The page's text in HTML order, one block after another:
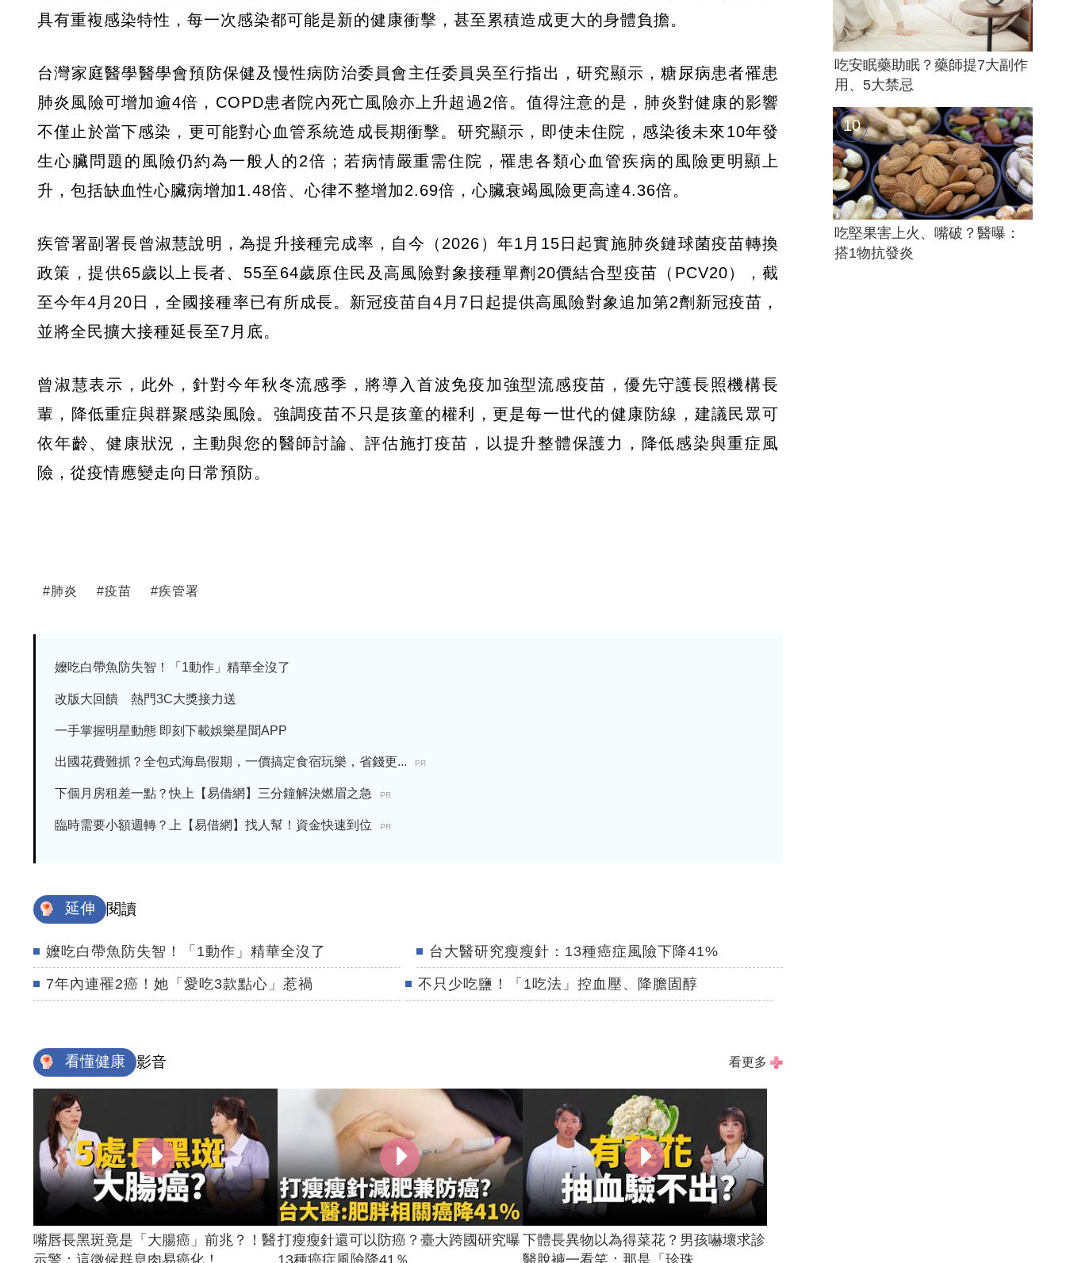
具有重複感染特性，每一次感染都可能是新的健康衝擊，甚至累積造成更大的身體負擔。
台灣家庭醫學醫學會預防保健及慢性病防治委員會主任委員吳至行指出，研究顯示，糖尿病患者罹患
肺炎風險可增加逾4倍，COPD患者院內死亡風險亦上升超過2倍。值得注意的是，肺炎對健康的影響
不僅止於當下感染，更可能對心血管系統造成長期衝擊。研究顯示，即使未住院，感染後未來10年發
生心臟問題的風險仍約為一般人的2倍；若病情嚴重需住院，罹患各類心血管疾病的風險更明顯上
升，包括缺血性心臟病增加1.48倍、心律不整增加2.69倍，心臟衰竭風險更高達4.36倍。
疾管署副署長曾淑慧說明，為提升接種完成率，自今（2026）年1月15日起實施肺炎鏈球菌疫苗轉換
政策，提供65歲以上長者、55至64歲原住民及高風險對象接種單劑20價結合型疫苗（PCV20），截
至今年4月20日，全國接種率已有所成長。新冠疫苗自4月7日起提供高風險對象追加第2劑新冠疫苗，
並將全民擴大接種延長至7月底。
曾淑慧表示，此外，針對今年秋冬流感季，將導入首波免疫加強型流感疫苗，優先守護長照機構長
輩，降低重症與群聚感染風險。強調疫苗不只是孩童的權利，更是每一世代的健康防線，建議民眾可
依年齡、健康狀況，主動與您的醫師討論、評估施打疫苗，以提升整體保護力，降低感染與重症風
險，從疫情應變走向日常預防。
#肺炎 #疫苗 #疾管署
嬤吃白帶魚防失智！「1動作」精華全沒了
改版大回饋 熱門3C大獎接力送
一手掌握明星動態 即刻下載娛樂星聞APP
出國花費難抓？全包式海島假期，一價搞定食宿玩樂，省錢更... PR
下個月房租差一點？快上【易借網】三分鐘解決燃眉之急 PR
臨時需要小額週轉？上【易借網】找人幫！資金快速到位 PR
延伸 閱讀
嬤吃白帶魚防失智！「1動作」精華全沒了 台大醫研究瘦瘦針：13種癌症風險下降41%
7年內連罹2癌！她「愛吃3款點心」惹禍 不只少吃鹽！「1吃法」控血壓、降膽固醇
看懂健康 影音 看更多
嘴唇長黑斑竟是「大腸癌」前兆？！醫打瘦瘦針還可以防癌？臺大跨國研究曝 下體長異物以為得菜花？男孩嚇壞求診
吃安眠藥助眠？藥師提7大副作
用、5大禁忌
吃堅果害上火、嘴破？醫曝：
搭1物抗發炎